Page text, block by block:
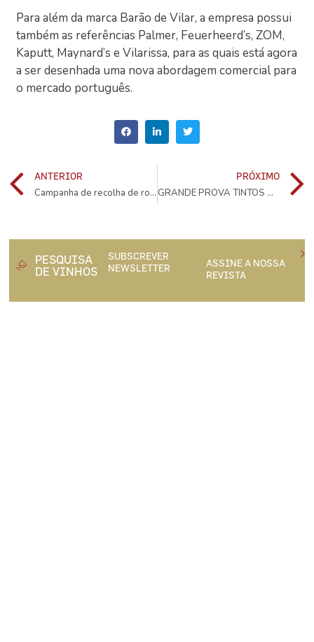
Para além da marca Barão de Vilar, a empresa possui
também as referências Palmer, Feuerheerd’s, ZOM,
Kaputt, Maynard’s e Vilarissa, para as quais está agora
a ser desenhada uma nova abordagem comercial para
o mercado português.
ANTERIOR
Campanha de recolha de rolhas planta 5704 árvores na Arrábida
PRÓXIMO
GRANDE PROVA TINTOS DE SYRAH
PESQUISA
DE VINHOS
SUBSCREVER
NEWSLETTER
ASSINE A NOSSA
REVISTA